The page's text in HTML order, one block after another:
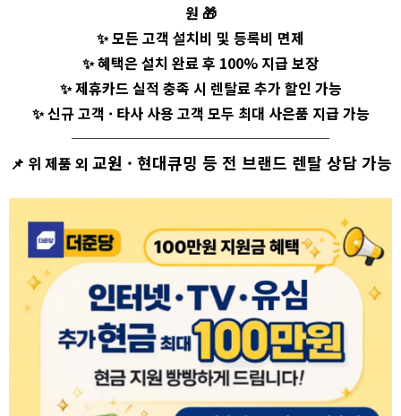
원 🎁
✨ 모든 고객 설치비 및 등록비 면제
✨ 혜택은 설치 완료 후 100% 지급 보장
✨ 제휴카드 실적 충족 시 렌탈료 추가 할인 가능
✨ 신규 고객 · 타사 사용 고객 모두 최대 사은품 지급 가능
──────────────────
📌 위 제품 외 교원 · 현대큐밍 등 전 브랜드 렌탈 상담 가능